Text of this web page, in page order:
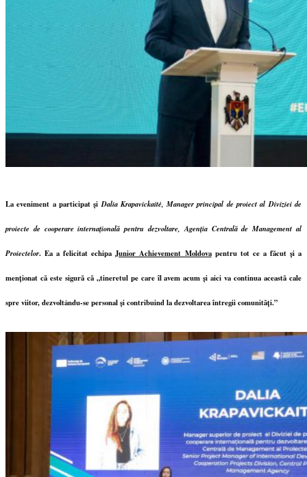
La eveniment a participat șiDalia Krapavickaitė, Manager principal de proiect al Diviziei de
proiecte de cooperare internațională pentru dezvoltare, Agenția Centrală de Management al
Proiectelor.Ea a felicitat echipaJunior Achievement Moldova pentru tot ce a făcut și a
menționat că este sigură că „tineretul pe care îl avem acum și aici va continua această cale
spre viitor, dezvoltându-se personal și contribuind la dezvoltarea întregii comunități.”